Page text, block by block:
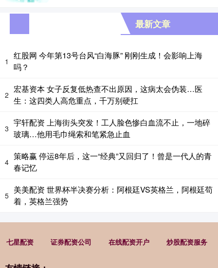
最新文章
1
红股网 今年第13号台风“白海豚” 刚刚生成！会影响上海
吗？
2
宏基资本 女子反复低热查不出原因，这病太会伪装…医
生：这四类人高危重点，千万别硬扛
3
宇轩配资 上海街头突发！工人脸色惨白血流不止，一地碎
玻璃…他用毛巾绳索和笔紧急止血
4
策略赢 停运8年后，这一“经典”又回归了！曾是一代人的青
春记忆
5
美美配资 世界杯半决赛分析：阿根廷VS英格兰，阿根廷苟
着，英格兰强势
七星配资 证券配资公司 在线配资开户 炒股配资服务